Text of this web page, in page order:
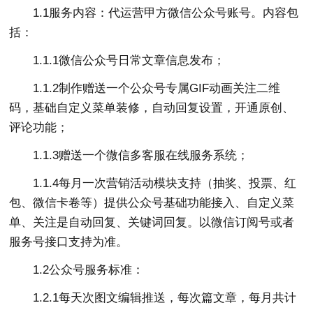
1.1服务内容：代运营甲方微信公众号账号。内容包
括：
1.1.1微信公众号日常文章信息发布；
1.1.2制作赠送一个公众号专属GIF动画关注二维
码，基础自定义菜单装修，自动回复设置，开通原创、
评论功能；
1.1.3赠送一个微信多客服在线服务系统；
1.1.4每月一次营销活动模块支持（抽奖、投票、红
包、微信卡卷等）提供公众号基础功能接入、自定义菜
单、关注是自动回复、关键词回复。以微信订阅号或者
服务号接口支持为准。
1.2公众号服务标准：
1.2.1每天次图文编辑推送，每次篇文章，每月共计